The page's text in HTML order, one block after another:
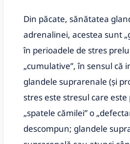
Din păcate, sănătatea
adrenalinei, acestea sunt
în perioadele de stres
„cumulative”, în sensul
glandele suprarenale (și
stres este stresul care
„spatele cămilei” o
descompun; glandele